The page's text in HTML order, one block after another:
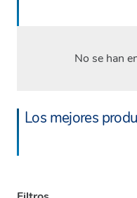
No se han
Los mejores